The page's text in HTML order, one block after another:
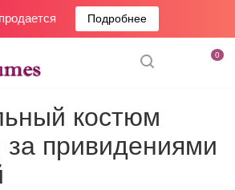
Подробнее
0
костюм
за привидениями